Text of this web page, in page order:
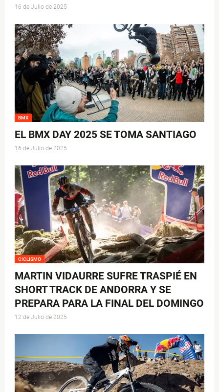
16 de Julio de 2025
BMX
EL BMX DAY 2025 SE TOMA SANTIAGO
16 de Julio de 2025
CICLISMO
MARTIN VIDAURRE SUFRE TRASPIÉ EN
SHORT TRACK DE ANDORRA Y SE
PREPARA PARA LA FINAL DEL DOMINGO
12 de Julio de 2025